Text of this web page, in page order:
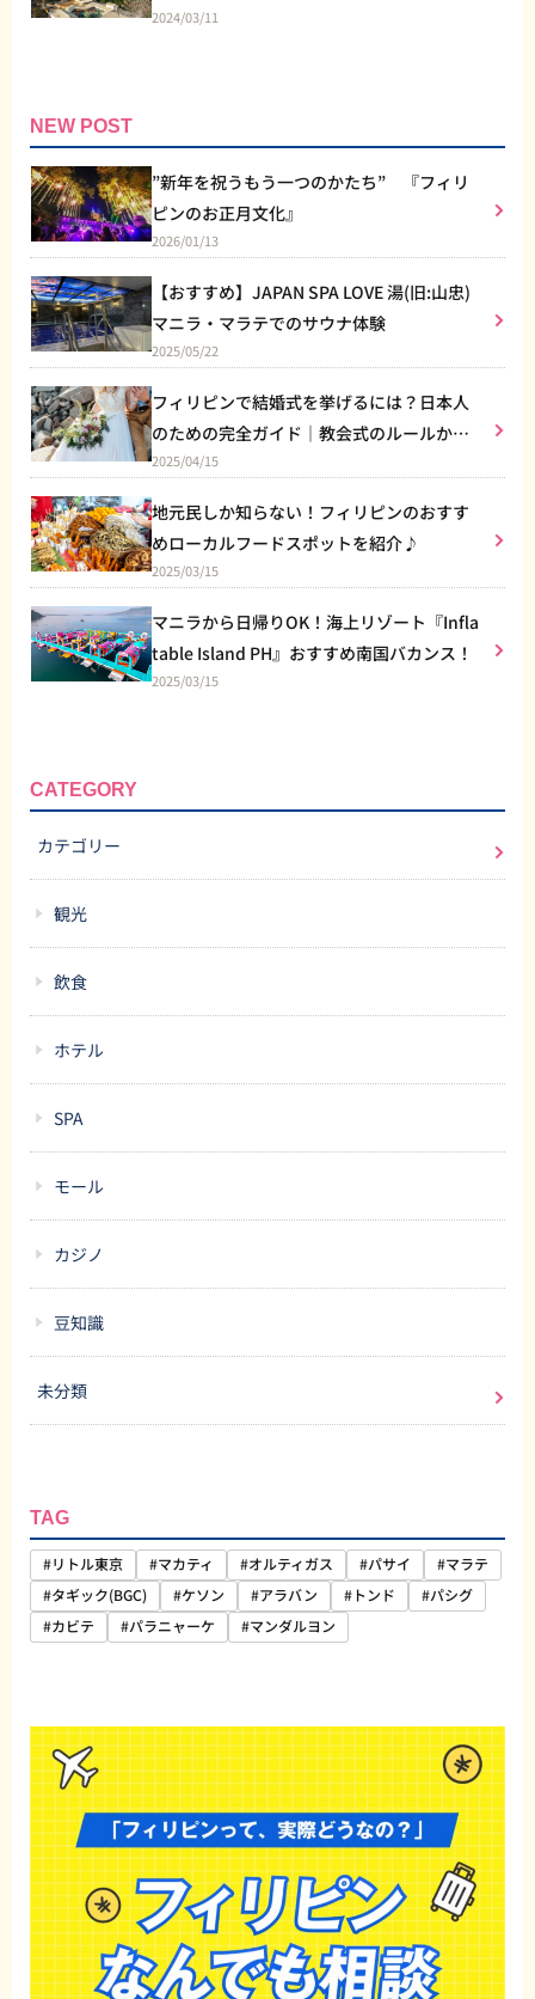
2024/03/11
NEW POST
”新年を祝うもう一つのかたち” 『フィリ
ピンのお正月文化』
2026/01/13
【おすすめ】JAPAN SPA LOVE 湯(旧:山忠)
マニラ・マラテでのサウナ体験
2025/05/22
フィリピンで結婚式を挙げるには？日本人
のための完全ガイド｜教会式のルールから
リゾート婚まで
2025/04/15
地元民しか知らない！フィリピンのおすす
めローカルフードスポットを紹介♪
2025/03/15
マニラから日帰りOK！海上リゾート『Infla
table Island PH』おすすめ南国バカンス！
2025/03/15
CATEGORY
カテゴリー
観光
飲食
ホテル
SPA
モール
カジノ
豆知識
未分類
TAG
#リトル東京 #マカティ #オルティガス #パサイ
#マラテ
#タギック(BGC)
#ケソン #アラバン #トンド
#パシグ
#カビテ
#パラニャーケ #マンダルヨン